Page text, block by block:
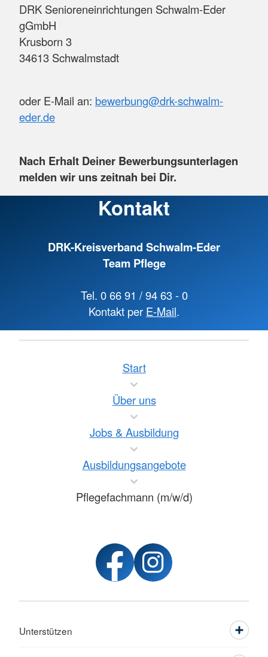
DRK Senioreneinrichtungen Schwalm-Eder
gGmbH
Krusborn 3
34613 Schwalmstadt
oder E-Mail an: bewerbung@drk-schwalm-
eder.de
Nach Erhalt Deiner Bewerbungsunterlagen
melden wir uns zeitnah bei Dir.
Kontakt
DRK-Kreisverband Schwalm-Eder
Team Pflege
Tel. 0 66 91 / 94 63 - 0
Kontakt per E-Mail.
Start
Über uns
Jobs & Ausbildung
Ausbildungsangebote
Pflegefachmann (m/w/d)
Unterstützen